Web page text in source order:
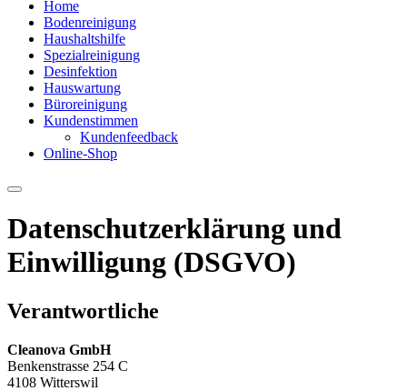
Home
Bodenreinigung
Haushaltshilfe
Spezialreinigung
Desinfektion
Hauswartung
Büroreinigung
Kundenstimmen
Kundenfeedback
Online-Shop
Datenschutzerklärung und
Einwilligung (DSGVO)
Verantwortliche
Cleanova GmbH
Benkenstrasse 254 C
4108 Witterswil